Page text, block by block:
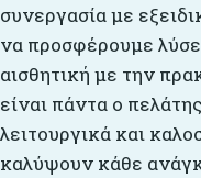
συνεργασία με
να προσφέρουμε
αισθητική με την
είναι πάντα ο
λειτουργικά και
καλύψουν κάθε